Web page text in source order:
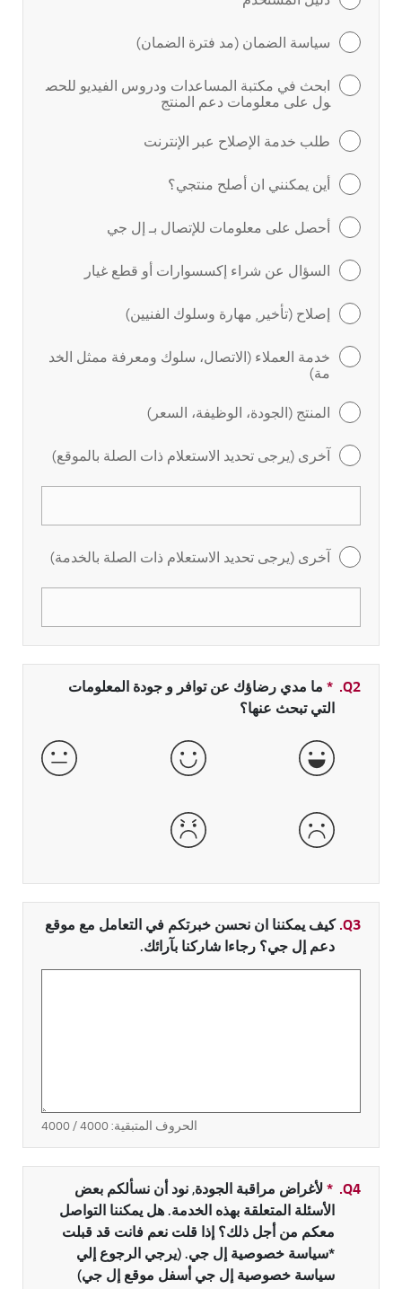
سياسة الضمان (مد فترة الضمان)
ابحث في مكتبة المساعدات ودروس الفيديو للحص
ول على معلومات دعم المنتج
طلب خدمة الإصلاح عبر الإنترنت
أين يمكنني ان أصلح منتجي؟
أحصل على معلومات للإتصال بـ إل جي
السؤال عن شراء إكسسوارات أو قطع غيار
إصلاح (تأخير, مهارة وسلوك الفنيين)
خدمة العملاء (الاتصال، سلوك ومعرفة ممثل الخد
مة)
المنتج (الجودة، الوظيفة، السعر)
آخرى (يرجى تحديد الاستعلام ذات الصلة بالموقع)
آخرى (يرجى تحديد الاستعلام ذات الصلة بالخدمة)
Q2.
* حقل مطلوب
ما مدي رضاؤك عن توافر و جودة المعلومات
التي تبحث عنها؟
جيدة جداً جيدة عادية
سيئة سيئة جداً
Q3. كيف يمكننا ان نحسن خبرتكم في التعامل مع موقع
دعم إل جي؟ رجاءا شاركنا بآرائك.
الحروف المتبقية:4000
/ 4000
Q4.
*حقل مطلوب
لأغراض مراقبة الجودة, نود أن نسألكم بعض
الأسئلة المتعلقة بهذه الخدمة. هل يمكننا التواصل
معكم من أجل ذلك؟ إذا قلت نعم فانت قد قبلت
*سياسة خصوصية إل جي. (يرجي الرجوع إلي
سياسة خصوصية إل جي أسفل موقع إل جي)